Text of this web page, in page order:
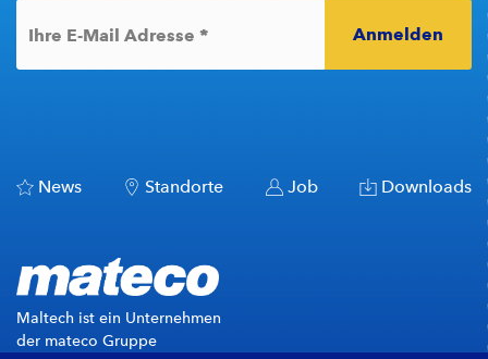
Ihre E-Mail Adresse * Anmelden
News Standorte Job Downloads
Maltech ist ein Unternehmen
der mateco Gruppe